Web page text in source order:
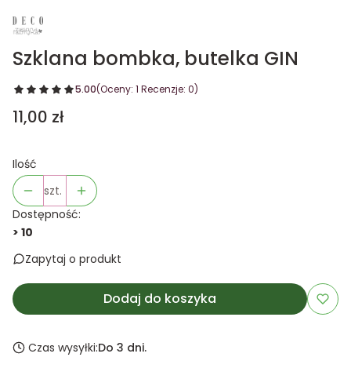
Szklana bombka, butelka GIN
5.00(Oceny: 1 Recenzje: 0)
Cena
11,00 zł
Ilość
szt.
Dostępność:
> 10
Zapytaj o produkt
Dodaj do koszyka
Czas wysyłki:Do 3 dni.